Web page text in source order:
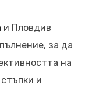
и Пловдив
за да
на
и